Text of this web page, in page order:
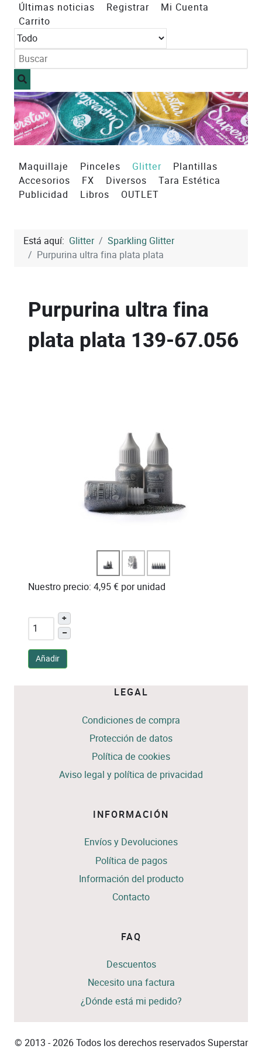
Últimas noticias Registrar
Mi Cuenta
Carrito
Maquillaje Pinceles Glitter
Plantillas
Accesorios
FX Diversos
Tara Estética
Publicidad
Libros OUTLET
Está aquí: Glitter
Sparkling Glitter
Purpurina ultra fina plata plata
Purpurina ultra fina
plata plata 139-67.056
Nuestro precio: 4,95 € por unidad
+
–
Añadir
LEGAL
Condiciones de compra
Protección de datos
Política de cookies
Aviso legal y política de privacidad
INFORMACIÓN
Envíos y Devoluciones
Política de pagos
Información del producto
Contacto
FAQ
Descuentos
Necesito una factura
¿Dónde está mi pedido?
© 2013 - 2026 Todos los derechos reservados Superstar